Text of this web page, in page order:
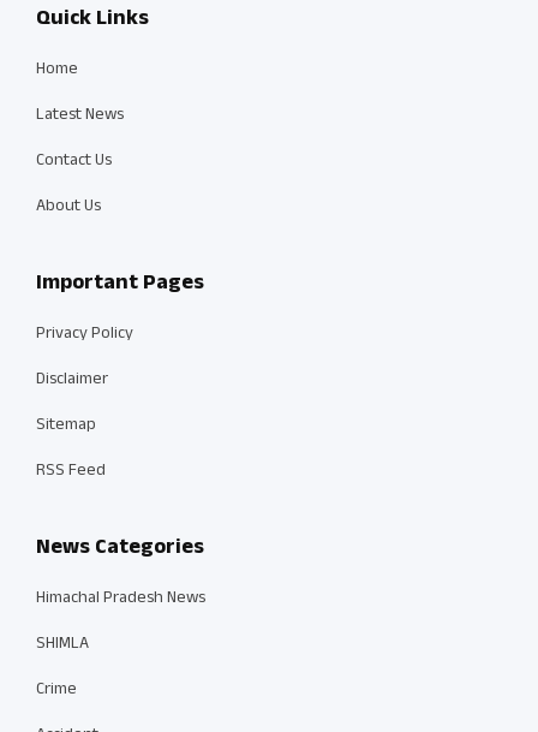
Quick Links
Home
Latest News
Contact Us
About Us
Important Pages
Privacy Policy
Disclaimer
Sitemap
RSS Feed
News Categories
Himachal Pradesh News
SHIMLA
Crime